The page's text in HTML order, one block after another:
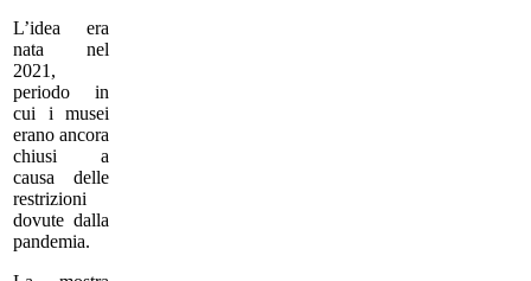
L’idea era
nata nel
2021,
periodo in
cui i musei
erano ancora
chiusi a
causa delle
restrizioni
dovute dalla
pandemia.